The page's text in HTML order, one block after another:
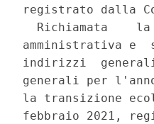
registrato dalla
Richiamata
amministrativa e
indirizzi
generali per
la transizione
febbraio 2021,